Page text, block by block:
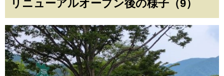
リニューアルオープン後の様子（9）